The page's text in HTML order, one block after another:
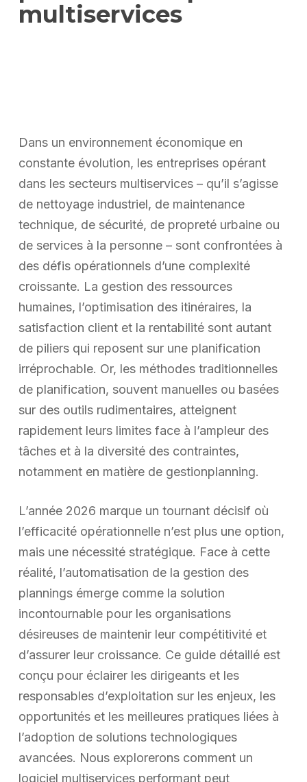
multiservices
Dans un environnement économique en
constante évolution, les entreprises opérant
dans les secteurs multiservices – qu’il s’agisse
de nettoyage industriel, de maintenance
technique, de sécurité, de propreté urbaine ou
de services à la personne – sont confrontées à
des défis opérationnels d’une complexité
croissante. La gestion des ressources
humaines, l’optimisation des itinéraires, la
satisfaction client et la rentabilité sont autant
de piliers qui reposent sur une planification
irréprochable. Or, les méthodes traditionnelles
de planification, souvent manuelles ou basées
sur des outils rudimentaires, atteignent
rapidement leurs limites face à l’ampleur des
tâches et à la diversité des contraintes,
notamment en matière de gestionplanning.
L’année 2026 marque un tournant décisif où
l’efficacité opérationnelle n’est plus une option,
mais une nécessité stratégique. Face à cette
réalité, l’automatisation de la gestion des
plannings émerge comme la solution
incontournable pour les organisations
désireuses de maintenir leur compétitivité et
d’assurer leur croissance. Ce guide détaillé est
conçu pour éclairer les dirigeants et les
responsables d’exploitation sur les enjeux, les
opportunités et les meilleures pratiques liées à
l’adoption de solutions technologiques
avancées. Nous explorerons comment un
logiciel multiservices performant peut